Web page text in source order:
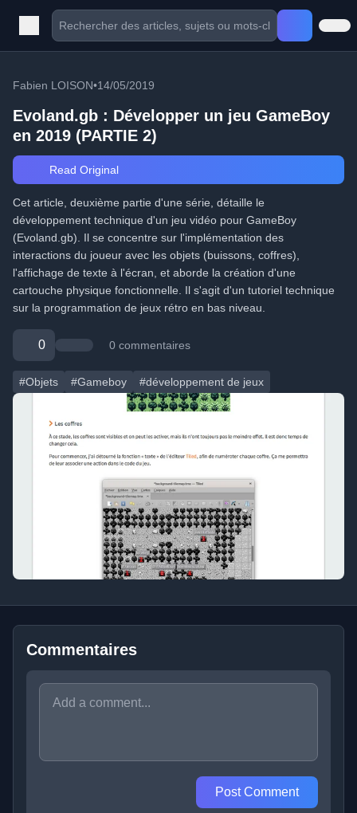
Fabien LOISON•14/05/2019
Evoland.gb : Développer un jeu GameBoy
en 2019 (PARTIE 2)
Read Original
Cet article, deuxième partie d'une série, détaille le
développement technique d'un jeu vidéo pour GameBoy
(Evoland.gb). Il se concentre sur l'implémentation des
interactions du joueur avec les objets (buissons, coffres),
l'affichage de texte à l'écran, et aborde la création d'une
cartouche physique fonctionnelle. Il s'agit d'un tutoriel technique
sur la programmation de jeux rétro en bas niveau.
0 0 commentaires
#Objets #Gameboy #développement de jeux
Commentaires
Post Comment